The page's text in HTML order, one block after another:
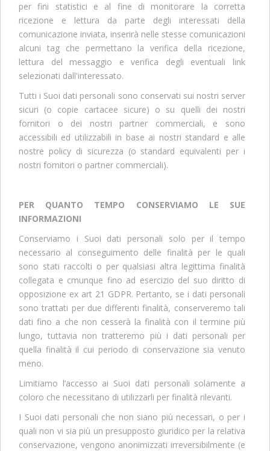
per fini statistici e al fine di monitorare la corretta
ricezione e lettura da parte degli interessati della
comunicazione inviata, inserirà nelle stesse comunicazioni
alcuni tag che permettano la verifica della ricezione,
lettura del messaggio e verifica degli eventuali link
selezionati dall'interessato.
Tutti i Suoi dati personali sono conservati sui nostri server
sicuri (o copie cartacee sicure) o su quelli dei nostri
fornitori o dei nostri partner commerciali, e sono
accessibili ed utilizzabili in base ai nostri standard e alle
nostre policy di sicurezza (o standard equivalenti per i
nostri fornitori o partner commerciali).
PER QUANTO TEMPO CONSERVIAMO LE SUE
INFORMAZIONI
Conserviamo i Suoi dati personali solo per il tempo
necessario al conseguimento delle finalità per le quali
sono stati raccolti o per qualsiasi altra legittima finalità
collegata e cmunque fino ad esercizio del suo diritto di
opposizione ex art 21 GDPR. Pertanto, se i dati personali
sono trattati per due differenti finalità, conserveremo tali
dati fino a che non cesserà la finalità con il termine più
lungo, tuttavia non tratteremo più i dati personali per
quella finalità il cui periodo di conservazione sia venuto
meno.
Limitiamo l’accesso ai Suoi dati personali solamente a
coloro che necessitano di utilizzarli per finalità rilevanti.
I Suoi dati personali che non siano più necessari, o per i
quali non vi sia più un presupposto giuridico per la relativa
conservazione, vengono anonimizzati irreversibilmente (e